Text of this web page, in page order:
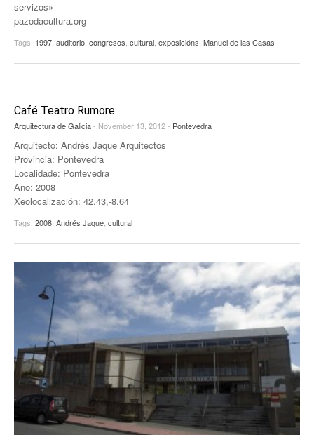
servizos»
pazodacultura.org
Tags: 1997, auditorio, congresos, cultural, exposicións, Manuel de las Casas
Café Teatro Rumore
Arquitectura de Galicia- November 13, 2012 - Pontevedra
Arquitecto: Andrés Jaque Arquitectos
Provincia: Pontevedra
Localidade: Pontevedra
Ano: 2008
Xeolocalización: 42.43,-8.64
Tags: 2008, Andrés Jaque, cultural